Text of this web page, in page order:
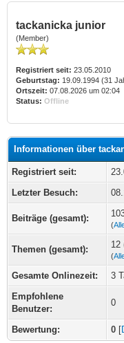
tackanicka junior
(Member)
Registriert seit: 23.05.2010
Geburtstag: 19.09.1994 (31
Ortszeit: 07.08.2026 um 02:04
Status: Offline
Informationen über
Registriert seit:
Letzter Besuch:
Beiträge (gesamt):
(
Themen (gesamt): 12
(
Gesamte Onlinezeit:
3
Empfohlene
Benutzer:
0
Bewertung: 0 [